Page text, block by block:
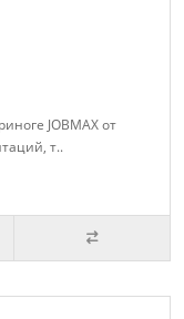
JOBMAX от
т..